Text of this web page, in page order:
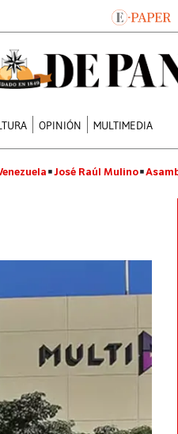
OPINIÓN MULTIMEDIA
José Raúl Mulino